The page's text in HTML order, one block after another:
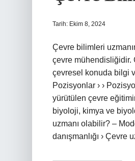
Tarih: Ekim 8, 2024
Çevre bilimleri
çevre mühendisliğidir.
çevresel konuda bilgi
Pozisyonlar › ›
yürütülen çevre
biyoloji, kimya ve
uzmanı olabilir? –
danışmanlığı › Çevre